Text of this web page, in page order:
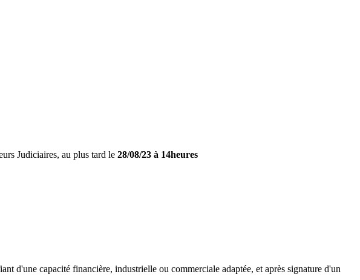
Judiciaires, au plus tard le 28/08/23 à 14heures
d'une capacité financière, industrielle ou commerciale adaptée, et après signature d'un